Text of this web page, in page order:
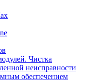
Чистка
неисправности
обеспечением